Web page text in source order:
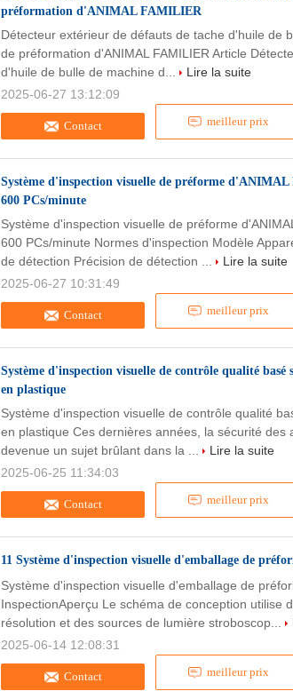
préformation d'ANIMAL FAMILIER
Contact meilleur prix
Détecteur extérieur de défauts de tache d'huile de
de préformation d'ANIMAL FAMILIER Article
d'huile de bulle de machine d...
Lire la suite
2025-06-27 13:12:09
Système d'inspection visuelle de préforme
600 PCs/minute
Contact meilleur prix
Système d'inspection visuelle de préforme
600 PCs/minute Normes d'inspection Modèle
de détection Précision de détection ...
Lire la suite
2025-06-27 10:31:49
Système d'inspection visuelle de contrôle qualité
en plastique
Contact meilleur prix
Système d'inspection visuelle de contrôle qualité
en plastique Ces dernières années, la sécurité des
devenue un sujet brûlant dans la ...
Lire la suite
2025-06-25 11:34:03
11 Système d'inspection visuelle d'emballage de
Contact meilleur prix
Système d'inspection visuelle d'emballage de
InspectionAperçu Le schéma de conception utilise
résolution et des sources de lumière stroboscop...
2025-06-14 12:08:31